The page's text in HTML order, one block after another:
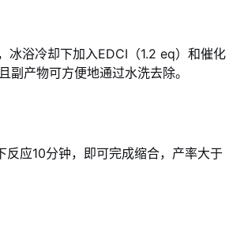
冰浴冷却下加入EDCI（1.2 eq）和催化
产物可方便地通过水洗去除。
应10分钟，即可完成缩合，产率大于